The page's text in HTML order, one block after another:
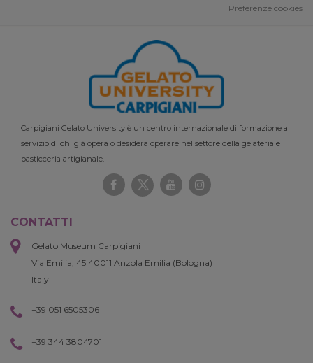
Preferenze cookies
Carpigiani Gelato University è un centro internazionale di formazione al
servizio di chi già opera o desidera operare nel settore della gelateria e
pasticceria artigianale.
CONTATTI
Gelato Museum Carpigiani
Via Emilia, 45 40011 Anzola Emilia (Bologna)
Italy
+39 051 6505306
+39 344 3804701